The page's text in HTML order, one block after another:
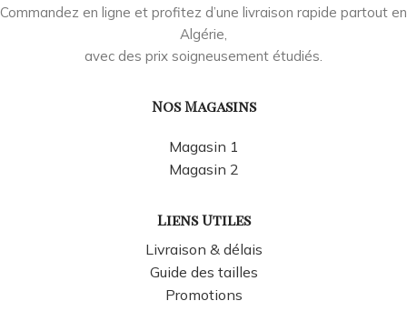
Commandez en ligne et profitez d’une livraison rapide partout en
Algérie,
avec des prix soigneusement étudiés.
Nos Magasins
Magasin 1
Magasin 2
Liens Utiles
Livraison & délais
Guide des tailles
Promotions